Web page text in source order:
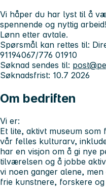
Vi håper du har lyst til å
spennende og nyttig arbeid!
Lønn etter avtale.
Spørsmål kan rettes til:
91194067/776 01910
Søknad sendes til:
Søknadsfrist: 10.7 2026
Om bedriften
Vi er:
Et lite, aktivt museum
vår felles kulturarv,
har en visjon om å gi nye
tilværelsen og å jobbe
vi noen ganger alene,
frie kunstnere, forskere og